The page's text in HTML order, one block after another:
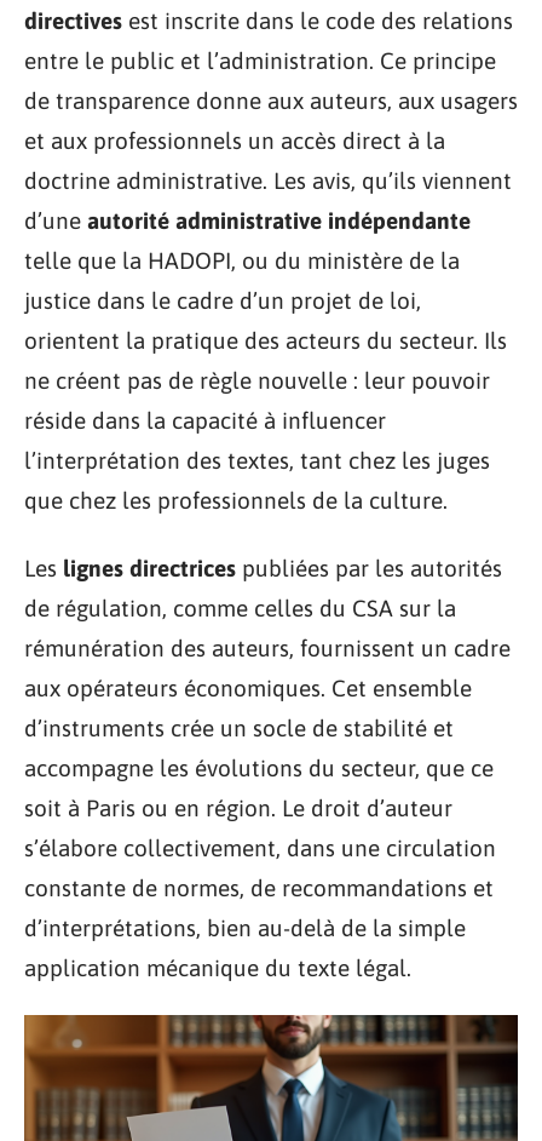
directives est inscrite dans le code des relations
entre le public et l’administration. Ce principe
de transparence donne aux auteurs, aux usagers
et aux professionnels un accès direct à la
doctrine administrative. Les avis, qu’ils viennent
d’une autorité administrative indépendante
telle que la HADOPI, ou du ministère de la
justice dans le cadre d’un projet de loi,
orientent la pratique des acteurs du secteur. Ils
ne créent pas de règle nouvelle : leur pouvoir
réside dans la capacité à influencer
l’interprétation des textes, tant chez les juges
que chez les professionnels de la culture.
Les lignes directrices publiées par les autorités
de régulation, comme celles du CSA sur la
rémunération des auteurs, fournissent un cadre
aux opérateurs économiques. Cet ensemble
d’instruments crée un socle de stabilité et
accompagne les évolutions du secteur, que ce
soit à Paris ou en région. Le droit d’auteur
s’élabore collectivement, dans une circulation
constante de normes, de recommandations et
d’interprétations, bien au-delà de la simple
application mécanique du texte légal.